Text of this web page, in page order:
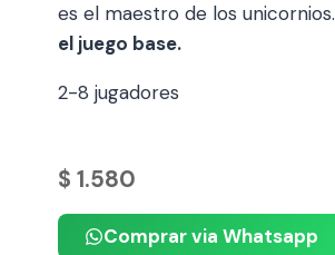
es el maestro de los unicornios.
el juego base.
2-8 jugadores
$ 1.580
Comprar via Whatsapp